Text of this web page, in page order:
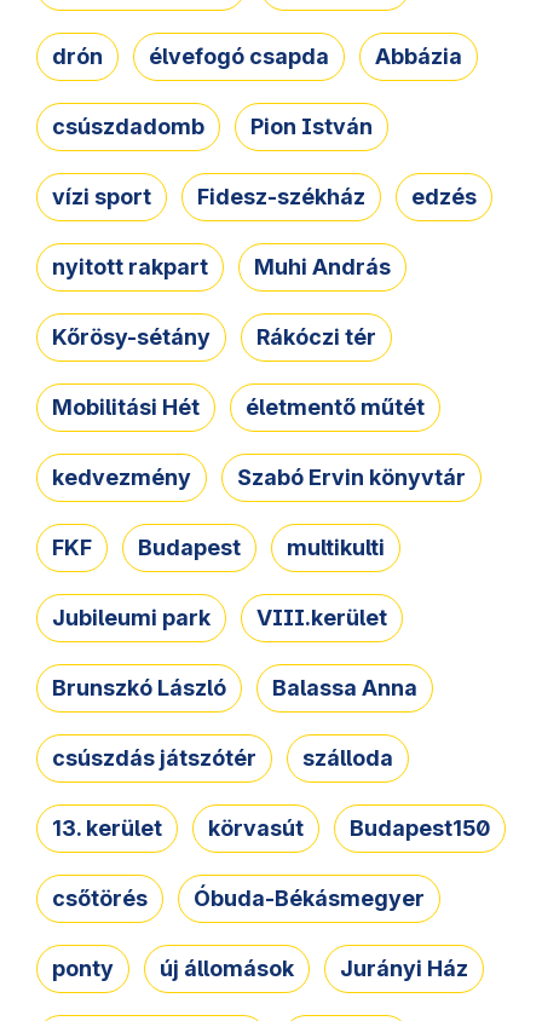
drón élvefogó csapda Abbázia
csúszdadomb Pion István
vízi sport Fidesz-székház edzés
nyitott rakpart Muhi András
Kőrösy-sétány Rákóczi tér
Mobilitási Hét életmentő műtét
kedvezmény Szabó Ervin könyvtár
FKF Budapest multikulti
Jubileumi park VIII.kerület
Brunszkó László Balassa Anna
csúszdás játszótér szálloda
13. kerület körvasút Budapest150
csőtörés Óbuda-Békásmegyer
ponty új állomások Jurányi Ház